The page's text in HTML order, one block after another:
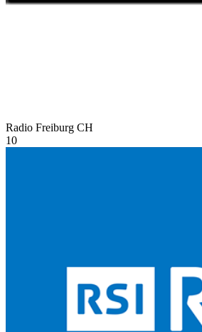
Radio Freiburg CH
10